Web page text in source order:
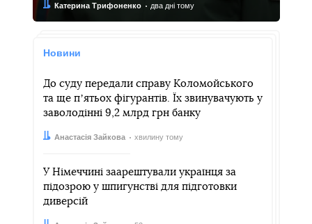
Автор:
Катерина Трифоненко
Дата: два дні тому
Новини
До суду передали справу Коломойського
та ще пʼятьох фігурантів. Їх звинувачують у
заволодінні 9,2 млрд грн банку
Автор:Анастасія Зайкова
Дата: хвилину тому
У Німеччині заарештували українця за
підозрою у шпигунстві для підготовки
диверсій